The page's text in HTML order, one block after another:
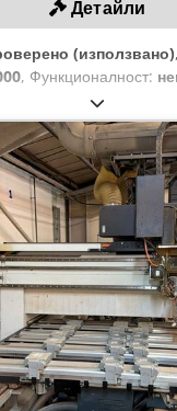
Детайли
(използвано)
, Функционалност:
по ост X:
на подаване по Х-
по ос Y:60 м/мин,
20 000 об/мин, Без
на най-високата
Работна област
по оста Y: 1 560 мм
Скорост на
по оста Z: 25
за вертикално
пробиване
по Y: 2 Общ
28 Фрезови
4 Мощност на